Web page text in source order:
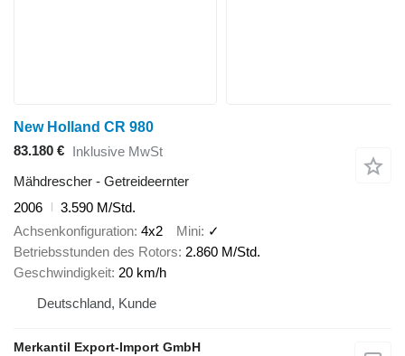
New Holland CR 980
83.180 € Inklusive MwSt
Mähdrescher - Getreideernter
2006
3.590 M/Std.
Achsenkonfiguration 4x2 Mini ✓
Betriebsstunden des Rotors 2.860 M/Std.
Geschwindigkeit 20 km/h
Deutschland, Kunde
Merkantil Export-Import GmbH